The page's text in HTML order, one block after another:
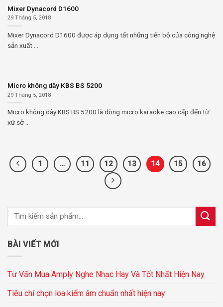
BÀI VIẾT MỚI
Tư Vấn Mua Amply Nghe Nhạc Hay Và Tốt Nhất Hiện Nay
Tiêu chí chọn loa kiểm âm chuẩn nhất hiện nay
Mixer Dynacord D1600
29 Tháng 5, 2018
Mixer Dynacord D1600 được áp dụng tất những tiến bộ của công nghệ
sản xuất ...
Micro không dây KBS BS 5200
29 Tháng 5, 2018
Micro không dây KBS BS 5200 là dòng micro karaoke cao cấp đến từ
xứ sở ...
1 … 11 12 13 14 15 16